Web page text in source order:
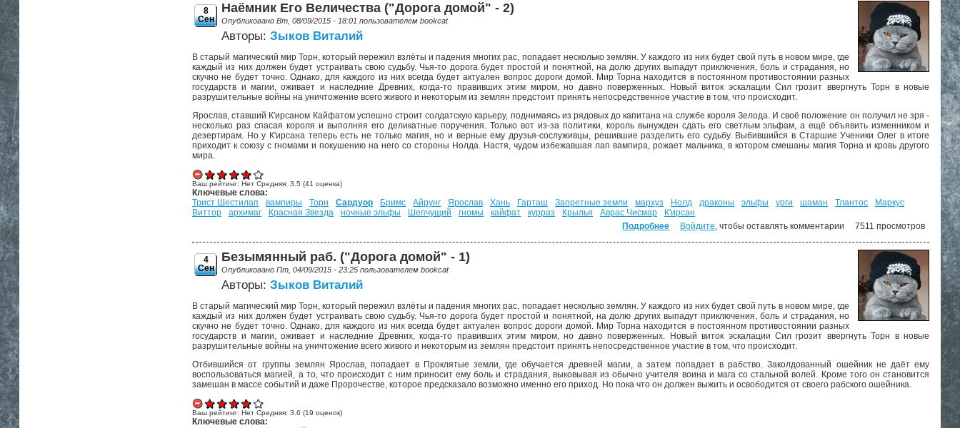
8
Сен
Наёмник Его Величества ("Дорога домой" - 2)
Опубликовано Вт, 08/09/2015 - 18:01 пользователемbookcat
Авторы:Зыков Виталий
В старый магический мир Торн, который пережил взлёты и падения многих рас, попадает несколько землян. У каждого из них будет свой путь в новом мире, где
каждый из них должен будет устраивать свою судьбу. Чья-то дорога будет простой и понятной, на долю других выпадут приключения, боль и страдания, но
скучно не будет точно. Однако, для каждого из них всегда будет актуален вопрос дороги домой. Мир Торна находится в постоянном противостоянии разных
государств и магии, оживает и наследние Древних, когда-то правивших этим миром, но давно поверженных. Новый виток эскалации Сил грозит ввергнуть Торн в новые
разрушительные войны на уничтожение всего живого и некоторым из землян предстоит принять непосредственное участие в том, что происходит.
Ярослав, ставший К'ирсаном Кайфатом успешно строит солдатскую карьеру, поднимаясь из рядовых до капитана на службе короля Зелода. И своё положение он получил не зря -
несколько раз спасая короля и выполняя его деликатные поручения. Только вот из-за политики, король вынужден сдать его светлым эльфам, а ещё объявить изменником и
дезертирам. Но у К'ирсана теперь есть не только магия, но и верные ему друзья-сослуживцы, решившие разделить его судьбу. Выбившийся в Старшие Ученики Олег в итоге
приходит к союзу с гномами и покушению на него со стороны Нолда. Настя, чудом избежавшая лап вампира, рожает мальчика, в котором смешаны магия Торна и кровь другого
мира.
Ваш рейтинг:Нет Средняя:3.5 (41 оценка)
Ключевые слова:
Трист Шестилап
вампиры Торн Сардуор Бримс Айрунг Ярослав Хань Гарташ Запретные земли мархуз Нолд драконы эльфы урги шаман Тлантос
Маркус
Виттор
архимаг Красная Звезда ночные эльфы Шепчущий гномы кайфат курраз Крылья Аврас Чисмар
К'ирсан
Подробнее о Наёмник Его Величества ("Дорога домой" - 2)
Войдите, чтобы оставлять комментарии 7511 просмотров
4
Сен
Безымянный раб. ("Дорога домой" - 1)
Опубликовано Пт, 04/09/2015 - 23:25 пользователемbookcat
Авторы:Зыков Виталий
В старый магический мир Торн, который пережил взлёты и падения многих рас, попадает несколько землян. У каждого из них будет свой путь в новом мире, где
каждый из них должен будет устраивать свою судьбу. Чья-то дорога будет простой и понятной, на долю других выпадут приключения, боль и страдания, но
скучно не будет точно. Однако, для каждого из них всегда будет актуален вопрос дороги домой. Мир Торна находится в постоянном противостоянии разных
государств и магии, оживает и наследние Древних, когда-то правивших этим миром, но давно поверженных. Новый виток эскалации Сил грозит ввергнуть Торн в новые
разрушительные войны на уничтожение всего живого и некоторым из землян предстоит принять непосредственное участие в том, что происходит.
Отбившийся от группы землян Ярослав, попадает в Проклятые земли, где обучается древней магии, а затем попадает в рабство. Заколдованный ошейник не даёт ему
воспользоваться магией, а то, что происходит с ним приносит ему боль и страдания, выковывая из обычно учителя воина и мага со стальной волей. Кроме того он становится
замешан в массе событий и даже Пророчестве, которое предсказало возможно именно его приход. Но пока что он должен выжить и освободится от своего рабского ошейника.
Ваш рейтинг:Нет Средняя:3.6 (19 оценок)
Ключевые слова: